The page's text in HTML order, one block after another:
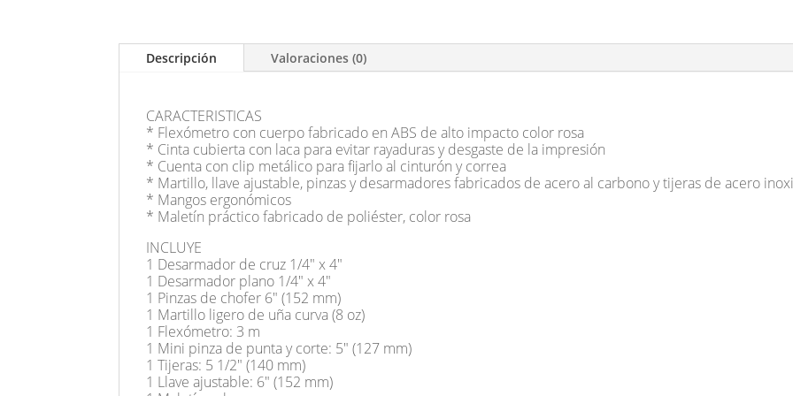
Descripción Valoraciones (0)
CARACTERISTICAS
* Flexómetro con cuerpo fabricado en ABS de alto impacto color rosa
* Cinta cubierta con laca para evitar rayaduras y desgaste de la impresión
* Cuenta con clip metálico para fijarlo al cinturón y correa
* Martillo, llave ajustable, pinzas y desarmadores fabricados de acero al carbono y tijeras de acero
* Mangos ergonómicos
* Maletín práctico fabricado de poliéster, color rosa
INCLUYE
1 Desarmador de cruz 1/4" x 4"
1 Desarmador plano 1/4" x 4"
1 Pinzas de chofer 6" (152 mm)
1 Martillo ligero de uña curva (8 oz)
1 Flexómetro: 3 m
1 Mini pinza de punta y corte: 5" (127 mm)
1 Tijeras: 5 1/2" (140 mm)
1 Llave ajustable: 6" (152 mm)